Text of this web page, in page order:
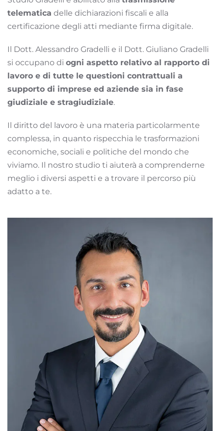
telematica delle dichiarazioni fiscali e alla
certificazione degli atti mediante firma digitale.
Il Dott. Alessandro Gradelli e il Dott. Giuliano Gradelli
si occupano di ogni aspetto relativo al rapporto di
lavoro e di tutte le questioni contrattuali a
supporto di imprese ed aziende sia in fase
giudiziale e stragiudiziale.
Il diritto del lavoro è una materia particolarmente
complessa, in quanto rispecchia le trasformazioni
economiche, sociali e politiche del mondo che
viviamo. Il nostro studio ti aiuterà a comprenderne
meglio i diversi aspetti e a trovare il percorso più
adatto a te.